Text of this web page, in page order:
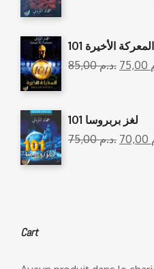
85,00
د.م. 75,00
101 لغز بربروسا
75,00
د.م. 70,00
Cart